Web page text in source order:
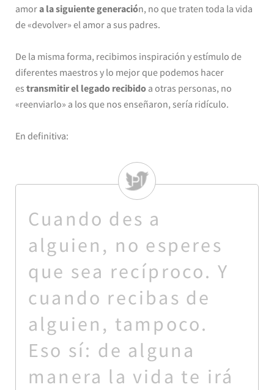
amora la siguiente generación, no que traten toda la vida
de «devolver» el amor a sus padres.
De la misma forma, recibimos inspiración y estímulo de
diferentes maestros y lo mejor que podemos hacer
es transmitir el legado recibido a otras personas, no
«reenviarlo» a los que nos enseñaron, sería ridículo.
En definitiva:
Cuando des a
alguien, no esperes
que sea recíproco. Y
cuando recibas de
alguien, tampoco.
Eso sí: de alguna
manera la vida te irá